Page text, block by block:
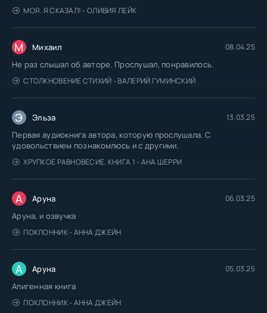
МОЯ. Я СКАЗАЛ! - ОЛИВИЯ ЛЕЙК
М Михаил 08.04.25
Не раз слышал об авторе. Прослушал, понравилось.
СТОЛКНОВЕНИЕ СТИХИЙ - ВАЛЕРИЙ ГУМИНСКИЙ
Э Эльза 13.03.25
Первая аудиокнига автора, которую прослушала. С
удовольствием познакомлюсь и с другими.
ХРУПКОЕ РАВНОВЕСИЕ. КНИГА 1 - АНА ШЕРРИ
А Аруна 06.03.25
Аруна, и озвучка
ПОКЛОННИК - АННА ДЖЕЙН
А Аруна 05.03.25
Апигенная книга
ПОКЛОННИК - АННА ДЖЕЙН
Shifrin_Techet_reka_093
Shifrin_Techet_reka_094
Shifrin_Techet_reka_095
Shifrin_Techet_reka_096
Shifrin_Techet_reka_097
Shifrin_Techet_reka_099
Shifrin_Techet_reka_100
Shifrin_Techet_reka_101
Shifrin_Techet_reka_102
Shifrin_Techet_reka_103
Shifrin_Techet_reka_104
Shifrin_Techet_reka_105
Shifrin_Techet_reka_107